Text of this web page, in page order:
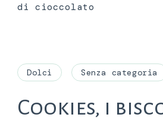
di cioccolato
Dolci Senza categoria
Cookies, i